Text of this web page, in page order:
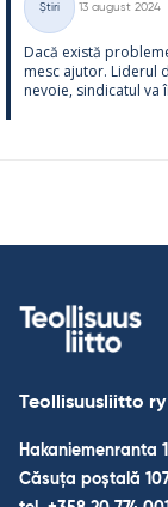
Categorii
Știri
13 august 2024
Dacă există
mesc aju­tor. Li­de­rul
ne­voie, sin­dica­tul va
Teollisuusliitto ry
Hakaniemenranta
Căsuța poștală